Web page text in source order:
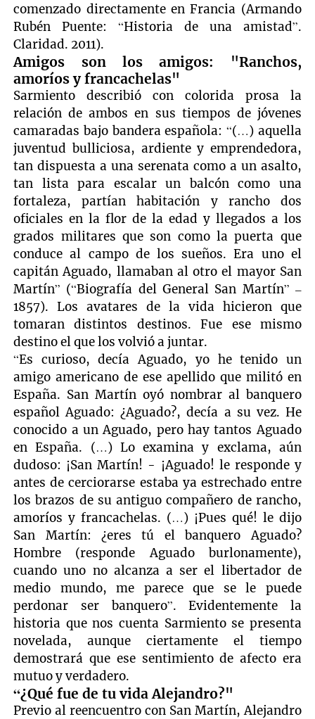
comenzado directamente en Francia (Armando
Rubén Puente: “Historia de una amistad”.
Claridad. 2011).
Amigos son los amigos: "Ranchos,
amoríos y francachelas"
Sarmiento describió con colorida prosa la
relación de ambos en sus tiempos de jóvenes
camaradas bajo bandera española: “(…) aquella
juventud bulliciosa, ardiente y emprendedora,
tan dispuesta a una serenata como a un asalto,
tan lista para escalar un balcón como una
fortaleza, partían habitación y rancho dos
oficiales en la flor de la edad y llegados a los
grados militares que son como la puerta que
conduce al campo de los sueños. Era uno el
capitán Aguado, llamaban al otro el mayor San
Martín” (“Biografía del General San Martín” –
1857). Los avatares de la vida hicieron que
tomaran distintos destinos. Fue ese mismo
destino el que los volvió a juntar.
“Es curioso, decía Aguado, yo he tenido un
amigo americano de ese apellido que militó en
España. San Martín oyó nombrar al banquero
español Aguado: ¿Aguado?, decía a su vez. He
conocido a un Aguado, pero hay tantos Aguado
en España. (…) Lo examina y exclama, aún
dudoso: ¡San Martín! - ¡Aguado! le responde y
antes de cerciorarse estaba ya estrechado entre
los brazos de su antiguo compañero de rancho,
amoríos y francachelas. (…) ¡Pues qué! le dijo
San Martín: ¿eres tú el banquero Aguado?
Hombre (responde Aguado burlonamente),
cuando uno no alcanza a ser el libertador de
medio mundo, me parece que se le puede
perdonar ser banquero”. Evidentemente la
historia que nos cuenta Sarmiento se presenta
novelada, aunque ciertamente el tiempo
demostrará que ese sentimiento de afecto era
mutuo y verdadero.
“¿Qué fue de tu vida Alejandro?"
Previo al reencuentro con San Martín, Alejandro